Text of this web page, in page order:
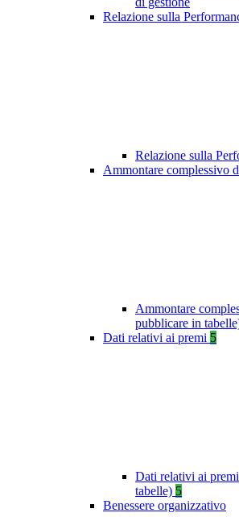
Relazione sulla
Relazione sulla
Ammontare complessivo
Ammontare
pubblicare in
Dati relativi ai premi 5
Dati relativi ai
tabelle) 5
Benessere organizzativo